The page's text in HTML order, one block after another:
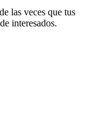
las veces que tus
interesados.